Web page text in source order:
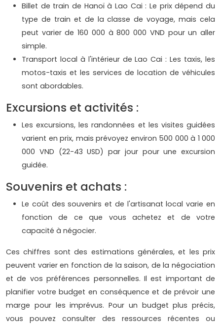
Billet de train de Hanoï à Lao Cai : Le prix dépend du
type de train et de la classe de voyage, mais cela
peut varier de 160 000 à 800 000 VND pour un aller
simple.
Transport local à l'intérieur de Lao Cai : Les taxis, les
motos-taxis et les services de location de véhicules
sont abordables.
Excursions et activités :
Les excursions, les randonnées et les visites guidées
varient en prix, mais prévoyez environ 500 000 à 1 000
000 VND (22-43 USD) par jour pour une excursion
guidée.
Souvenirs et achats :
Le coût des souvenirs et de l'artisanat local varie en
fonction de ce que vous achetez et de votre
capacité à négocier.
Ces chiffres sont des estimations générales, et les prix
peuvent varier en fonction de la saison, de la négociation
et de vos préférences personnelles. Il est important de
planifier votre budget en conséquence et de prévoir une
marge pour les imprévus. Pour un budget plus précis,
vous pouvez consulter des ressources récentes ou